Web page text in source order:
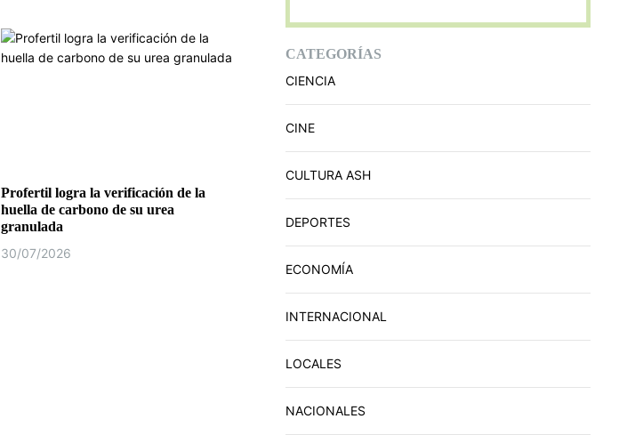
Profertil logra la verificación de la
huella de carbono de su urea
granulada
30/07/2026
CATEGORÍAS
CIENCIA
CINE
CULTURA ASH
DEPORTES
ECONOMÍA
INTERNACIONAL
LOCALES
NACIONALES